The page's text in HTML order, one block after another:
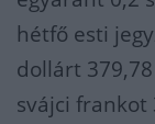
hétfő esti
dollárt
svájci frankot